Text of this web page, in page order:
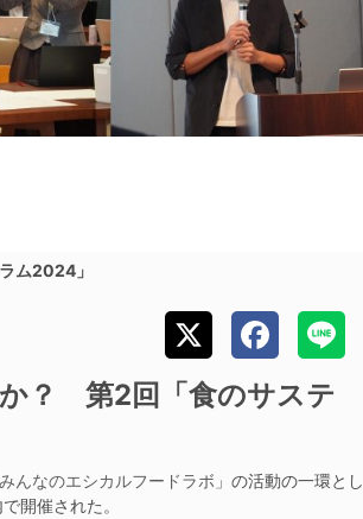
ム2024」
か？ 第2回「食のサステ
んなのエシカルフードラボ 」の活動の一環とし
開催された。